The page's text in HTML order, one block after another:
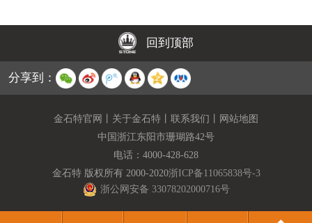
回到顶部
分享到：
金石特官网 关于金石特 联系我们
网站地图
中国浙江东阳市珊瑚路42号
电话： 4000-428-628
金石特 版权所有 2000-2020浙ICP备11065838号-3
浙公网安备 33078202000716号